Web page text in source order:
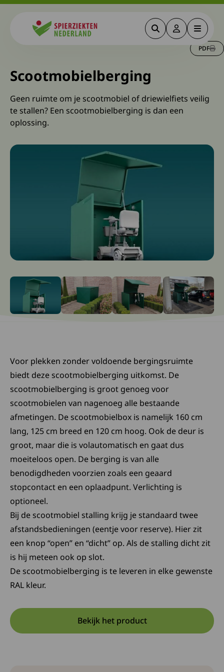
ZoekenDeze link
Menu
PDF
Scootmobielberging
Geen ruimte om je scootmobiel of driewielfiets veilig
te stallen? Een scootmobielberging is dan een
oplossing.
Ga naar slide: 0Ga naar slide: 1Ga naar slide: 2Ga naar slide: 3
Voor plekken zonder voldoende bergingsruimte
biedt deze scootmobielberging uitkomst. De
scootmobielberging is groot genoeg voor
scootmobielen van nagenoeg alle bestaande
afmetingen. De scootmobielbox is namelijk 160 cm
lang, 125 cm breed en 120 cm hoog. Ook de deur is
groot, maar die is volautomatisch en gaat dus
moeiteloos open. De berging is van alle
benodigdheden voorzien zoals een geaard
stopcontact en een oplaadpunt. Verlichting is
optioneel.
Bij de scootmobiel stalling krijg je standaard twee
afstandsbedieningen (eentje voor reserve). Hier zit
een knop “open” en “dicht” op. Als de stalling dicht zit
is hij meteen ook op slot.
De scootmobielberging is te leveren in elke gewenste
RAL kleur.
Bekijk het product
Opent in een nieuwe tab:
Deze link opent in een nieuw